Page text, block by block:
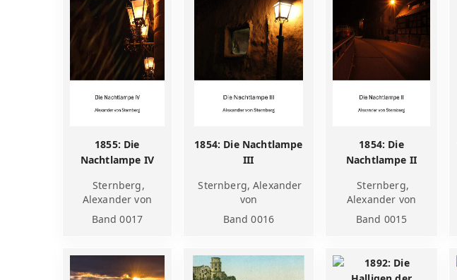
1855: Die
Nachtlampe IV
Sternberg,
Alexander von
Band 0017
1854: Die Nachtlampe
III
Sternberg, Alexander
von
Band 0016
1854: Die
Nachtlampe II
Sternberg,
Alexander von
Band 0015